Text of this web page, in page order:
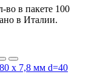
в пакете 100
в Италии.